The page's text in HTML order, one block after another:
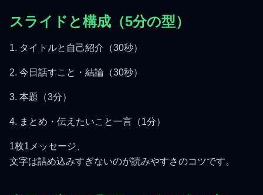
スライドと構成（5分の型）
1. タイトルと自己紹介（30秒）
2. 今日話すこと・結論（30秒）
3. 本題（3分）
4. まとめ・伝えたいこと一言（1分）
1枚1メッセージ、
文字は詰め込みすぎないのが読みやすさのコツです。